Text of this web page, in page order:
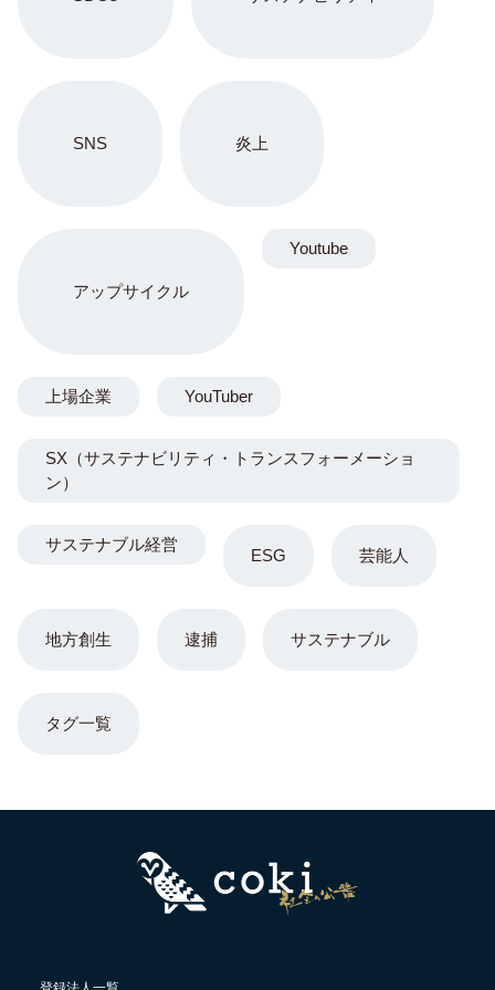
SNS 炎上
アップサイクル
ESG 芸能人
地方創生 逮捕 サステナブル
Youtube
上場企業 YouTuber
SX（サステナビリティ・トランスフォーメーショ
ン）
サステナブル経営
タグ一覧